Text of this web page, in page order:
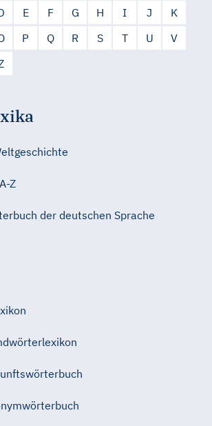
E F G H I J
K
P Q R S T U
V
Z
der deutschen Sprache